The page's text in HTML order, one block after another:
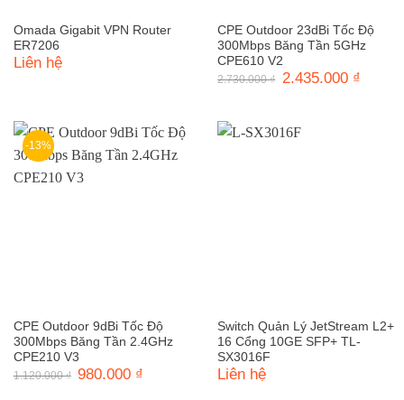
Omada Gigabit VPN Router
ER7206
Liên hệ
CPE Outdoor 23dBi Tốc Độ
300Mbps Băng Tần 5GHz
CPE610 V2
2.730.000₫
Giá
2.435.000 ₫
-13%
CPE Outdoor 9dBi Tốc Độ
300Mbps Băng Tần 2.4GHz
CPE210 V3
1.120.000₫ Giá
980.000 ₫
Switch Quản Lý JetStream L2+
16 Cổng 10GE SFP+ TL-
SX3016F
Liên hệ